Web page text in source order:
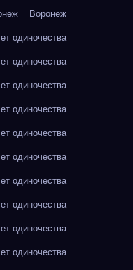
Воронеж
одиночества
одиночества
одиночества
одиночества
одиночества
одиночества
одиночества
одиночества
одиночества
одиночества